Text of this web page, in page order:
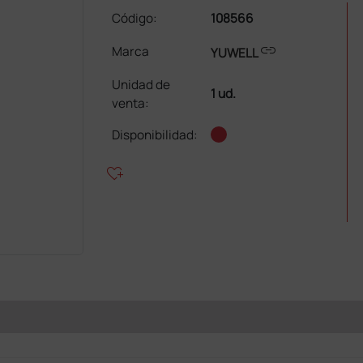
Código:
108566
Marca
YUWELLlink
Unidad de
venta:
1 ud.
Disponibilidad:
heart_plus